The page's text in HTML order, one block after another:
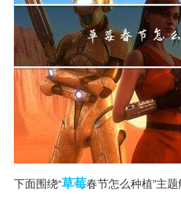
下面围绕“草莓春节怎么种植”主